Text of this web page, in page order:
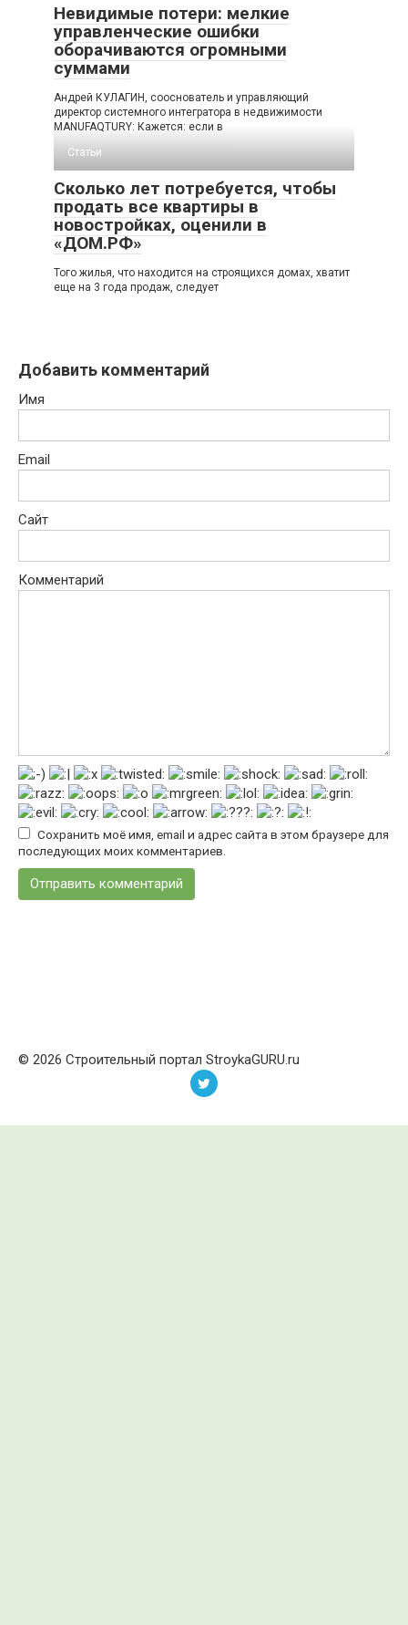
Невидимые потери: мелкие
управленческие ошибки
оборачиваются огромными
суммами
Андрей КУЛАГИН, сооснователь и управляющий
директор системного интегратора в недвижимости
MANUFAQTURY: Кажется: если в
Статьи
Сколько лет потребуется, чтобы
продать все квартиры в
новостройках, оценили в
«ДОМ.РФ»
Того жилья, что находится на строящихся домах, хватит
еще на 3 года продаж, следует
Добавить комментарий
Имя
Email
Сайт
Комментарий
Сохранить моё имя, email и адрес сайта в этом браузере для
последующих моих комментариев.
© 2026 Строительный портал StroykaGURU.ru